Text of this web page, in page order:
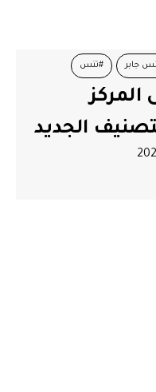
جابر #تنس
المركز
الجديد